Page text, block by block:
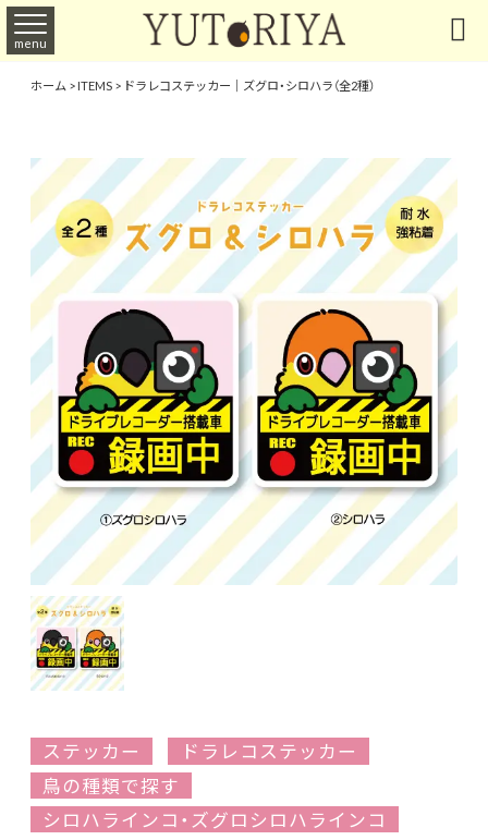
menu 
ホーム>ITEMS> ドラレコステッカー｜ズグロ・シロハラ（全2種）
ステッカー
ドラレコステッカー
鳥の種類で探す
シロハラインコ・ズグロシロハラインコ